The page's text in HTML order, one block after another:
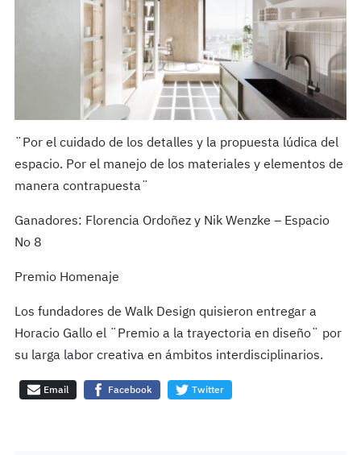
¨Por el cuidado de los detalles y la propuesta lúdica del
espacio. Por el manejo de los materiales y elementos de
manera contrapuesta¨
Ganadores: Florencia Ordoñez y Nik Wenzke – Espacio
No 8
Premio Homenaje
Los fundadores de Walk Design quisieron entregar a
Horacio Gallo el ¨Premio a la trayectoria en diseño¨ por
su larga labor creativa en ámbitos interdisciplinarios.
Email Facebook Twitter